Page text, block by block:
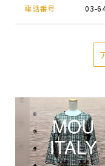
電話番号 03-